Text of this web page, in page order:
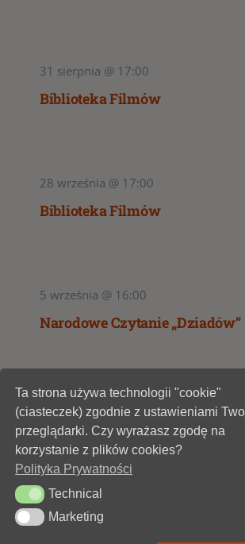
31 sierpnia @ 17:00
Biblioteka Filmów
28 września @ 17:00
Biblioteka Filmów
5 września @ 16:00
Narodowe Czytanie „Dziadów”
1
© 1947 - 2026 •
Miejska Biblioteka
•
Ta strona używa technologii "cookie"
(ciasteczek) zgodnie z ustawieniami
przeglądarki. Czy wyrażasz zgodę na
korzystanie z plików cookies?
Polityka Prywatności
TechnicalTechnical
MarketingMarketing